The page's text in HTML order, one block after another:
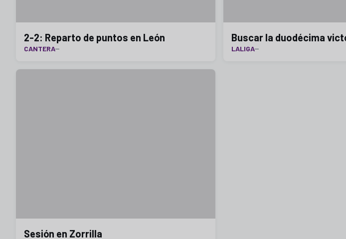
2-2: Reparto de puntos en León
CANTERA
Buscar la duodécima
LALIGA
Sesión en Zorrilla